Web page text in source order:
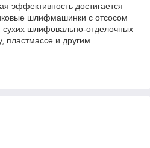
эффективность достигается
шлифмашинки с отсосом
сухих шлифовально-отделочных
пластмассе и другим